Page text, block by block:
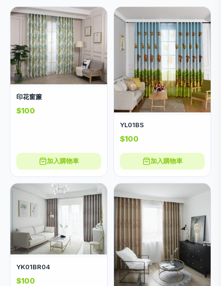
印花窗簾
$100
加入購物車
YL01BS
$100
加入購物車
YK01BR04
$100